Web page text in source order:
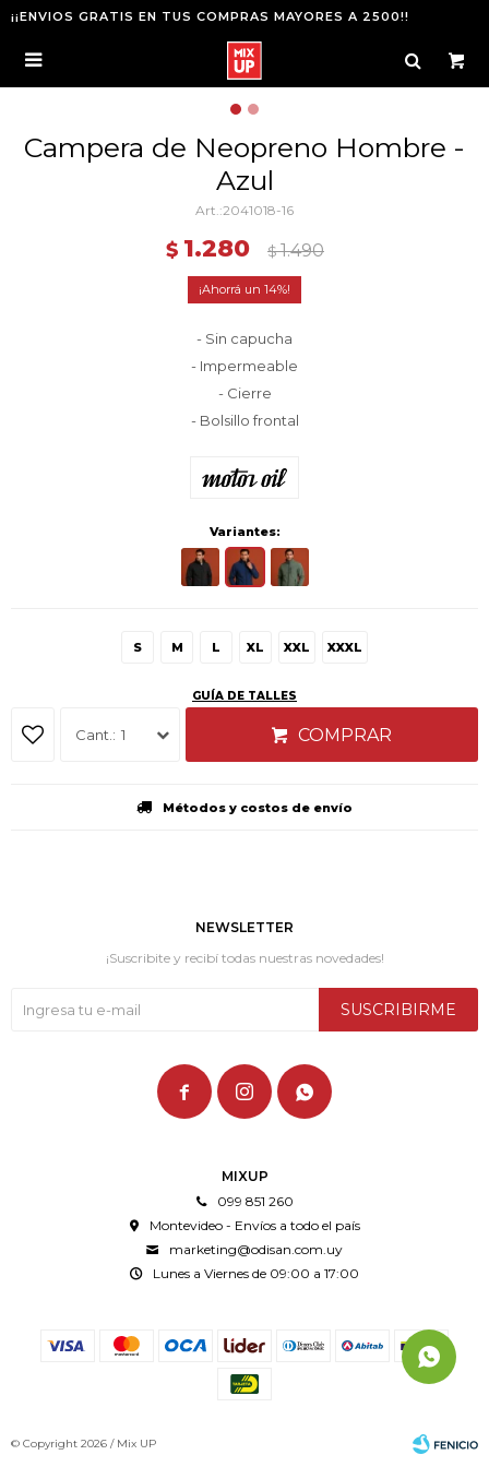
¡¡ENVIOS GRATIS EN TUS COMPRAS MAYORES A 2500!!

Campera de Neopreno Hombre -
Azul
2041018-16
$ 1.280 $ 1.490
14
- Sin capucha
- Impermeable
- Cierre
- Bolsillo frontal
Variantes:
S M L XL XXL XXXL
GUÍA DE TALLES
1 COMPRAR
Métodos y costos de envío
MIXUP
099 851 260
Montevideo - Envíos a todo el país
marketing@odisan.com.uy
Lunes a Viernes de 09:00 a 17:00
NEWSLETTER
¡Suscribite y recibí todas nuestras novedades!
SUSCRIBIRME
  
© Copyright 2026 / Mix UP